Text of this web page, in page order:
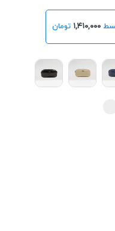
۱,۴۱۰,۰۰۰ تومان